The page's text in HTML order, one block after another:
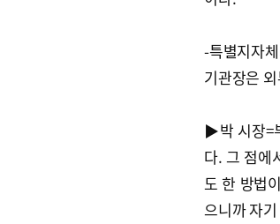
-특별지자
기관장은
▶박 시장=
다. 그 점에
도 한 방법
으니까 자